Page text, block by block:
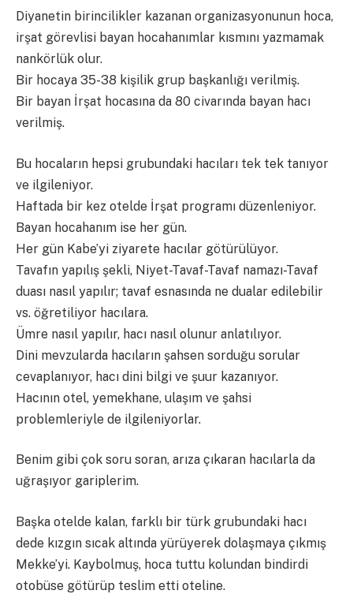
Diyanetin birincilikler kazanan organizasyonunun hoca,
irşat görevlisi bayan hocahanımlar kısmını yazmamak
nankörlük olur.
Bir hocaya 35-38 kişilik grup başkanlığı verilmiş.
Bir bayan İrşat hocasına da 80 civarında bayan hacı
verilmiş.
Bu hocaların hepsi grubundaki hacıları tek tek tanıyor
ve ilgileniyor.
Haftada bir kez otelde İrşat programı düzenleniyor.
Bayan hocahanım ise her gün.
Her gün Kabe’yi ziyarete hacılar götürülüyor.
Tavafın yapılış şekli, Niyet-Tavaf-Tavaf namazı-Tavaf
duası nasıl yapılır; tavaf esnasında ne dualar edilebilir
vs. öğretiliyor hacılara.
Ümre nasıl yapılır, hacı nasıl olunur anlatılıyor.
Dini mevzularda hacıların şahsen sorduğu sorular
cevaplanıyor, hacı dini bilgi ve şuur kazanıyor.
Hacının otel, yemekhane, ulaşım ve şahsi
problemleriyle de ilgileniyorlar.
Benim gibi çok soru soran, arıza çıkaran hacılarla da
uğraşıyor gariplerim.
Başka otelde kalan, farklı bir türk grubundaki hacı
dede kızgın sıcak altında yürüyerek dolaşmaya çıkmış
Mekke’yi. Kaybolmuş, hoca tuttu kolundan bindirdi
otobüse götürüp teslim etti oteline.